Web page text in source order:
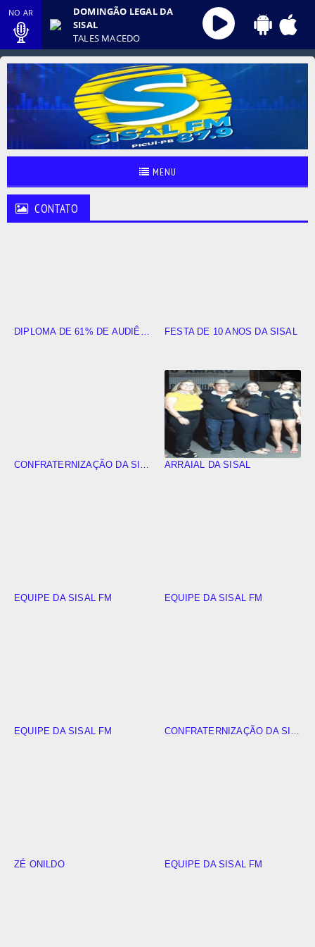
NO AR
DOMINGÃO LEGAL DA
SISAL
TALES MACEDO
MENU
CONTATO
DIPLOMA DE 61% DE AUDIÊNCIA FESTA DE 10 ANOS DA SISAL
CONFRATERNIZAÇÃO DA SISAL FM ARRAIAL DA SISAL
EQUIPE DA SISAL FM EQUIPE DA SISAL FM
EQUIPE DA SISAL FM CONFRATERNIZAÇÃO DA SISAL FM
ZÉ ONILDO EQUIPE DA SISAL FM